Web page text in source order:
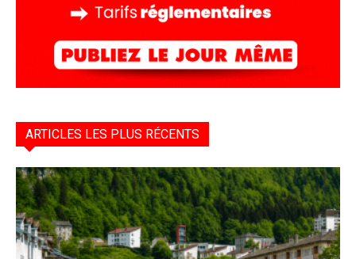
ARTICLES LES PLUS RÉCENTS